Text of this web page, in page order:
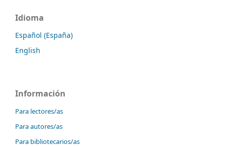
Idioma
Español (España)
English
Información
Para lectores/as
Para autores/as
Para bibliotecarios/as